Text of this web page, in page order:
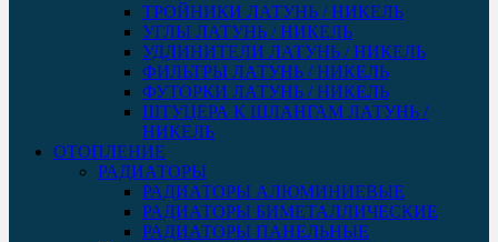
ТРОЙНИКИ ЛАТУНЬ / НИКЕЛЬ
УГЛЫ ЛАТУНЬ / НИКЕЛЬ
УДЛИНИТЕЛИ ЛАТУНЬ / НИКЕЛЬ
ФИЛЬТРЫ ЛАТУНЬ / НИКЕЛЬ
ФУТОРКИ ЛАТУНЬ / НИКЕЛЬ
ШТУЦЕРА К ШЛАНГАМ ЛАТУНЬ /
НИКЕЛЬ
ОТОПЛЕНИЕ
РАДИАТОРЫ
РАДИАТОРЫ АЛЮМИНИЕВЫЕ
РАДИАТОРЫ БИМЕТАЛЛИЧЕСКИЕ
РАДИАТОРЫ ПАНЕЛЬНЫЕ